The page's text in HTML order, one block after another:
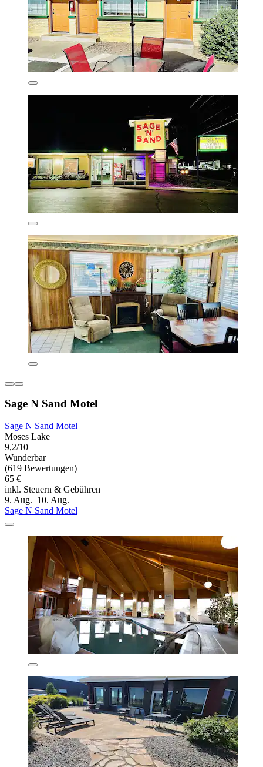
Sage N Sand Motel
Sage N Sand Motel
Moses Lake
9,2/10
Wunderbar
(619 Bewertungen)
65 €
inkl. Steuern & Gebühren
9. Aug.–10. Aug.
Sage N Sand Motel